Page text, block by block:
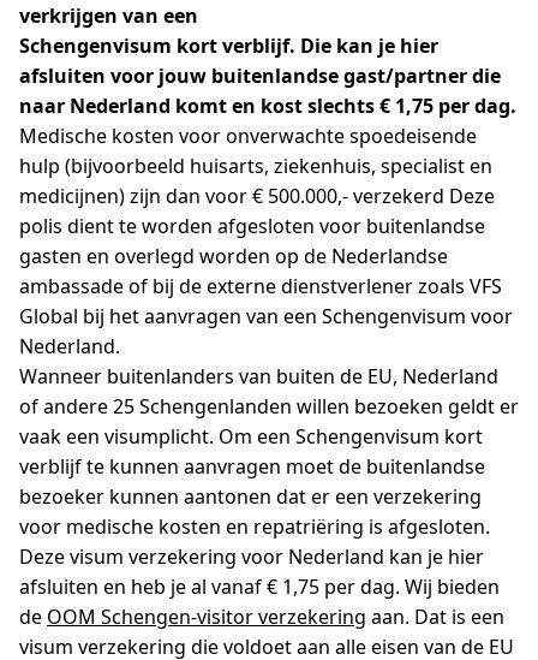
verkrijgen van een
Schengenvisum kort verblijf. Die kan je hier
afsluiten voor jouw buitenlandse gast/partner die
naar Nederland komt en kost slechts € 1,75 per dag.
Medische kosten voor onverwachte spoedeisende
hulp (bijvoorbeeld huisarts, ziekenhuis, specialist en
medicijnen) zijn dan voor € 500.000,- verzekerd Deze
polis dient te worden afgesloten voor buitenlandse
gasten en overlegd worden op de Nederlandse
ambassade of bij de externe dienstverlener zoals VFS
Global bij het aanvragen van een Schengenvisum voor
Nederland.
Wanneer buitenlanders van buiten de EU, Nederland
of andere 25 Schengenlanden willen bezoeken geldt er
vaak een visumplicht. Om een Schengenvisum kort
verblijf te kunnen aanvragen moet de buitenlandse
bezoeker kunnen aantonen dat er een verzekering
voor medische kosten en repatriëring is afgesloten.
Deze visum verzekering voor Nederland kan je hier
afsluiten en heb je al vanaf € 1,75 per dag. Wij bieden
de OOM Schengen-visitor verzekering aan. Dat is een
visum verzekering die voldoet aan alle eisen van de EU